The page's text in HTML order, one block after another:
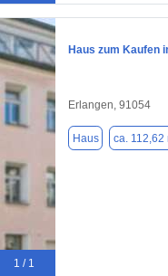
1 / 1
Haus zum Kaufen
Erlangen, 91054
Haus ca. 112,62